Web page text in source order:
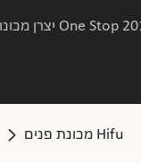
מכונת פנים Hifu